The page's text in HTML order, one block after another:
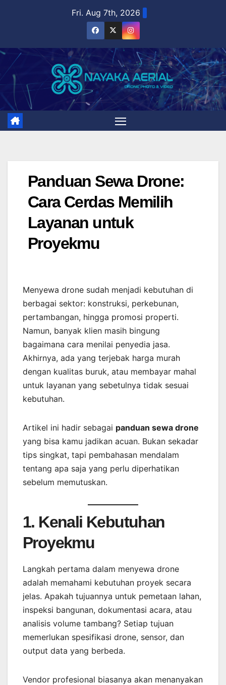
Fri. Aug 7th, 2026
Panduan Sewa Drone:
Cara Cerdas Memilih
Layanan untuk
Proyekmu
Menyewa drone sudah menjadi kebutuhan di
berbagai sektor: konstruksi, perkebunan,
pertambangan, hingga promosi properti.
Namun, banyak klien masih bingung
bagaimana cara menilai penyedia jasa.
Akhirnya, ada yang terjebak harga murah
dengan kualitas buruk, atau membayar mahal
untuk layanan yang sebetulnya tidak sesuai
kebutuhan.
Artikel ini hadir sebagai panduan sewa drone
yang bisa kamu jadikan acuan. Bukan sekadar
tips singkat, tapi pembahasan mendalam
tentang apa saja yang perlu diperhatikan
sebelum memutuskan.
1. Kenali Kebutuhan
Proyekmu
Langkah pertama dalam menyewa drone
adalah memahami kebutuhan proyek secara
jelas. Apakah tujuannya untuk pemetaan lahan,
inspeksi bangunan, dokumentasi acara, atau
analisis volume tambang? Setiap tujuan
memerlukan spesifikasi drone, sensor, dan
output data yang berbeda.
Vendor profesional biasanya akan menanyakan